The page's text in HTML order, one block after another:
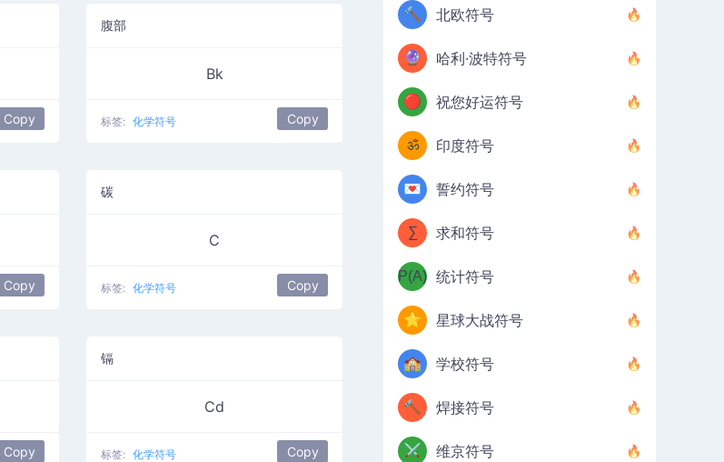
Copy
腹部
Bk
标签: 化学符号 Copy
Copy
碳
C
标签: 化学符号 Copy
Copy
镉
Cd
标签: 化学符号 Copy
🔨 北欧符号
🔮 哈利·波特符号
🔴 祝您好运符号
ॐ 印度符号
💌 誓约符号
∑ 求和符号
P(A) 统计符号
⭐ 星球大战符号
🏫 学校符号
🔨 焊接符号
⚔️ 维京符号